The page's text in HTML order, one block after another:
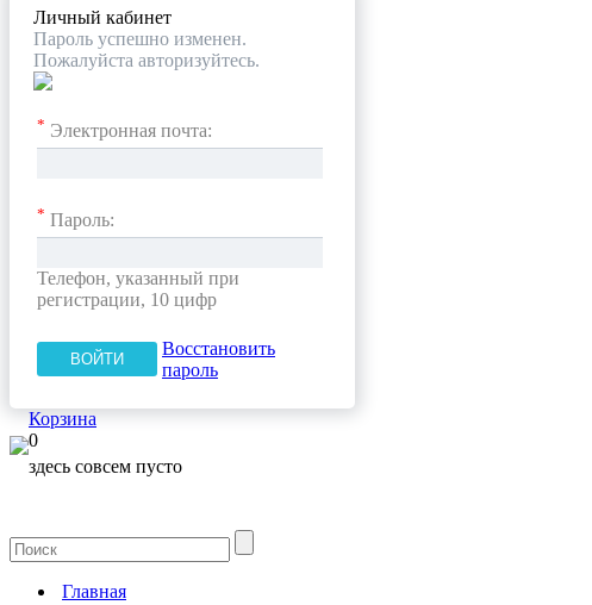
Личный кабинет
Пароль успешно изменен.
Пожалуйста авторизуйтесь.
* Электронная почта:
* Пароль:
Телефон, указанный при
регистрации, 10 цифр
Восстановить
пароль
Корзина
0
здесь совсем пусто
Главная